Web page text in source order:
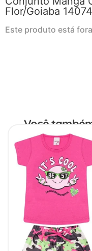
Flor/Goiaba 14074
Este produto está
Você